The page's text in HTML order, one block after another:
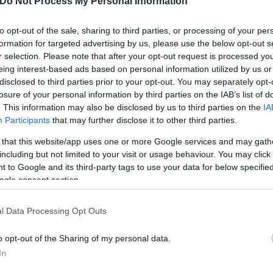
opt-out of the sale, sharing to third parties, or processing of your
for targeted advertising by us, please use the below opt-out
selection. Please note that after your opt-out request is processed
interest-based ads based on personal information utilized by us
to third parties prior to your opt-out. You may separately
of your personal information by third parties on the IAB’s list of
This information may also be disclosed by us to third parties on the
Participants that may further disclose it to other third parties.
that this website/app uses one or more Google services and may
but not limited to your visit or usage behaviour. You may
to Google and its third-party tags to use your data for below
consent section.
Data Processing Opt Outs
opt-out of the Sharing of my personal data.
της συζήτησης. Προηγούμενες μελέτες είχαν
φαίνεται να εμφανίζουν λιγότερες
ήταν δύσκολο να ξεχωρίσει κανείς εάν η
όπως στο οικογενειακό περιβάλλον, στην
μεγαλύτερες βάσεις δεδομένων οικογενειών
37.000 παιδιά που γεννήθηκαν μεταξύ 1999 και
ή σχεδόν αποκλειστικά τα παιδιά τους κατά
συμπτώματα που σχετίζονται με την ADHD στις